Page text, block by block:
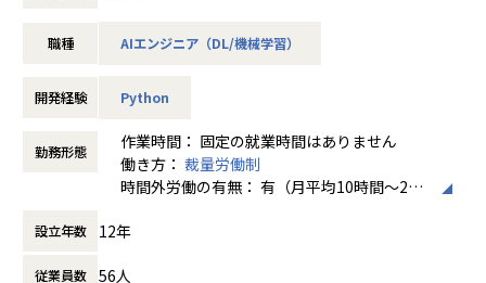
【企業ミッション】
る」
での課題解決に資する先端技術を開発・検証すること
【部署のミッション】
ントの課題を解決する機械学習技術を開発し、世に出して価
職種 AIエンジニア（DL/機械学習）
開発経験 Python
勤務形態
作業時間： 固定の就業時間はありません
働き方： 裁量労働制
時間外労働の有無： 有（月平均10時間～20
休憩時間： 60分
設立年数 12年
従業員数 56人